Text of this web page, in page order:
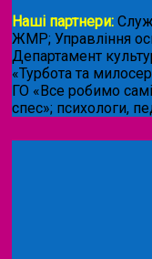
Наші партнери:
ЖМР; Управління
Департамент
«Турбота та
ГО «Все робимо
спес»; психологи,